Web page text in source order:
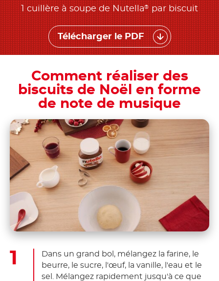
1 cuillère à soupe de Nutella® par biscuit
Télécharger le PDF
Comment réaliser des
biscuits de Noël en forme
de note de musique
Dans un grand bol, mélangez la farine, le
beurre, le sucre, l'œuf, la vanille, l'eau et le
sel. Mélangez rapidement jusqu'à ce que